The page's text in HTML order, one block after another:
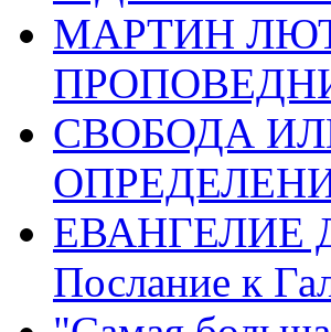
МАРТИН
СВОБОДА
ЕВАНГЕЛИЕ
Послание к